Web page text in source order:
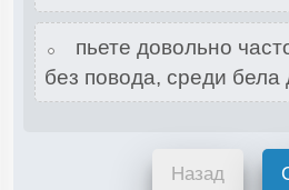
пьете довольно
без повода, среди бела
Назад